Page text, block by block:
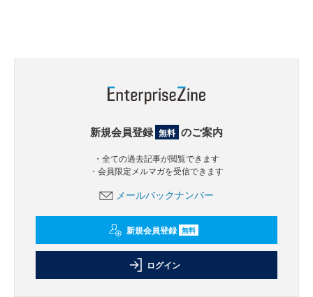
新規会員登録 無料 のご案内
・全ての過去記事が閲覧できます
・会員限定メルマガを受信できます
メールバックナンバー
新規会員登録 無料
ログイン